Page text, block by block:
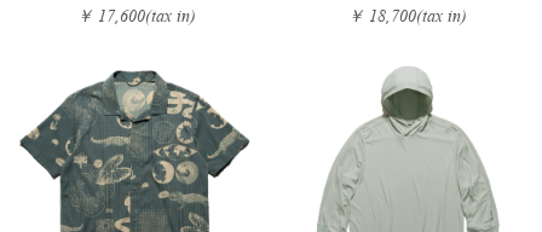
￥ 17,600(tax in) ￥ 18,700(tax in)